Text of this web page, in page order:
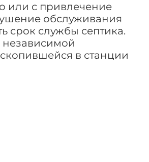
или с привлечение
обслуживания
срок службы септика.
независимой
в станции